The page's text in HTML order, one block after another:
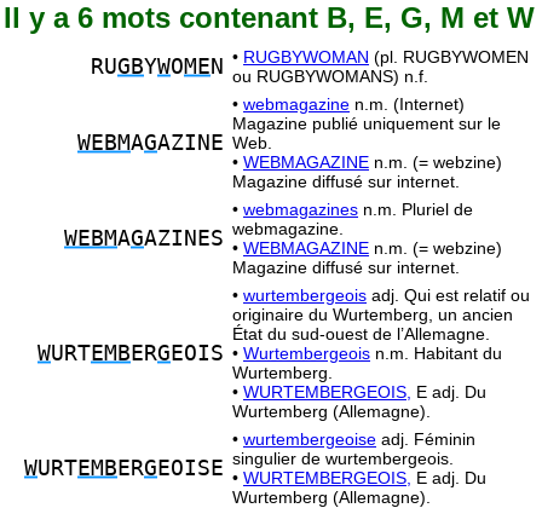
Il y a 6 mots contenant B, E, G, M et W
RUGBYWOME N • RUGBYWOMAN (pl. RUGBYWOMEN
ou RUGBYWOMANS) n.f.
WEBMAGAZINE
• webmagazine n.m. (Internet)
Magazine publié uniquement sur le
Web.
• WEBMAGAZINE n.m. (= webzine)
Magazine diffusé sur internet.
WEBMAGAZINES
• webmagazines n.m. Pluriel de
webmagazine.
• WEBMAGAZINE n.m. (= webzine)
Magazine diffusé sur internet.
WURTEMB ERG EOIS
• wurtembergeois adj. Qui est relatif ou
originaire du Wurtemberg, un ancien
État du sud-ouest de l’Allemagne.
• Wurtembergeois n.m. Habitant du
Wurtemberg.
• WURTEMBERGEOIS, E adj. Du
Wurtemberg (Allemagne).
WURTEMB ERG EOISE
• wurtembergeoise adj. Féminin
singulier de wurtembergeois.
• WURTEMBERGEOIS, E adj. Du
Wurtemberg (Allemagne).